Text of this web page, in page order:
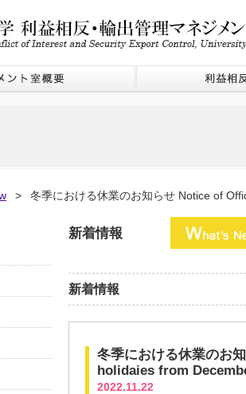
> 冬季における休業のお知らせ Notice of
新着情報
新着情報
冬季における休業のお
holidaies from
2022.11.22